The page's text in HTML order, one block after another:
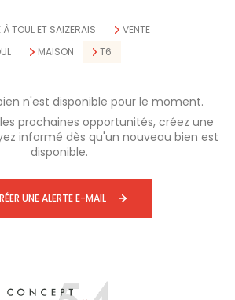
TOUL ET SAIZERAIS
VENTE
MAISON T6
n'est disponible pour le moment.
prochaines opportunités, créez une
informé dès qu'un nouveau bien est
disponible.
UNE ALERTE E-MAIL